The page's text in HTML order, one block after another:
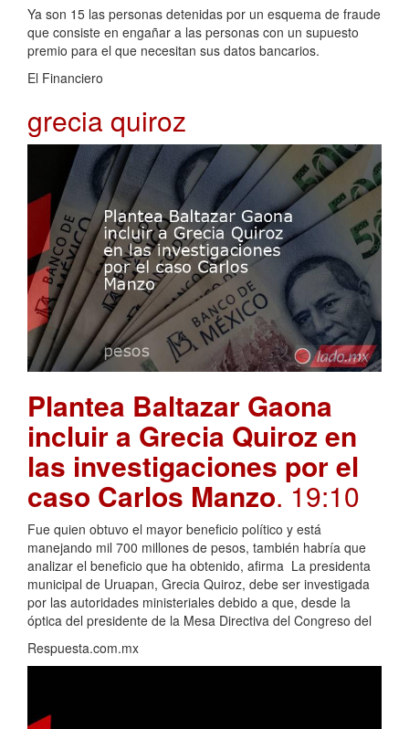
Ya son 15 las personas detenidas por un esquema de fraude
que consiste en engañar a las personas con un supuesto
premio para el que necesitan sus datos bancarios.
El Financiero
grecia quiroz
Plantea Baltazar Gaona
incluir a Grecia Quiroz en
las investigaciones por el
caso Carlos Manzo. 19:10
Fue quien obtuvo el mayor beneficio político y está
manejando mil 700 millones de pesos, también habría que
analizar el beneficio que ha obtenido, afirma La presidenta
municipal de Uruapan, Grecia Quiroz, debe ser investigada
por las autoridades ministeriales debido a que, desde la
óptica del presidente de la Mesa Directiva del Congreso del
Respuesta.com.mx